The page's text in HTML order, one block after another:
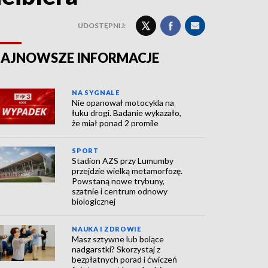
UDOSTĘPNIJ:
INFORMACJE
NA SYGNALE
Nie opanował motocykla na
łuku drogi. Badanie wykazało,
że miał ponad 2 promile
SPORT
Stadion AZS przy Lumumby
przejdzie wielką metamorfozę.
Powstaną nowe trybuny,
szatnie i centrum odnowy
biologicznej
NAUKA I ZDROWIE
Masz sztywne lub bolące
nadgarstki? Skorzystaj z
bezpłatnych porad i ćwiczeń